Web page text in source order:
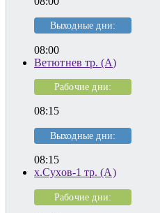
Выходные дни:
08:00
Ветютнев тр. (А)
Рабочие дни:
08:15
Выходные дни:
08:15
х.Сухов-1 тр. (А)
Рабочие дни: